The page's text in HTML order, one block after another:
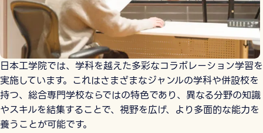
日本工学院では、学科を越えた多彩なコラボレーション学習を
実施しています。これはさまざまなジャンルの学科や併設校を
持つ、総合専門学校ならではの特色であり、異なる分野の知識
やスキルを結集することで、視野を広げ、より多面的な能力を
養うことが可能です。